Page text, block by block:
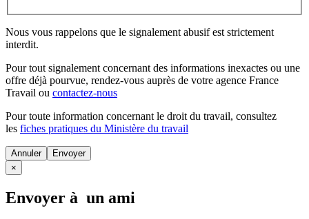
Nous vous rappelons que le signalement abusif est strictement
interdit.
Pour tout signalement concernant des informations inexactes ou une
offre déjà pourvue, rendez-vous auprès de votre agence France
Travail ou contactez-nous
Pour toute information concernant le droit du travail, consultez
les fiches pratiques du Ministère du travail
Annuler
×
Envoyer à un ami